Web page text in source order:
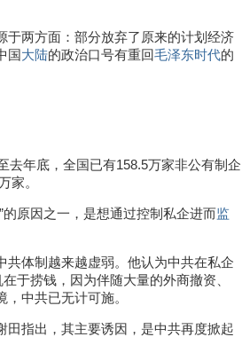
于两方面：部分放弃了原来的计划经济
国大陆的政治口号有重回毛泽东时代的
去年底，全国已有158.5万家非公有制企
家。
原因之一，是想通过控制私企进而监
共体制越来越虚弱。他认为中共在私企
于捞钱，因为伴随大量的外商撤资、
中共已无计可施。
田指出，其主要诱因，是中共再度掀起